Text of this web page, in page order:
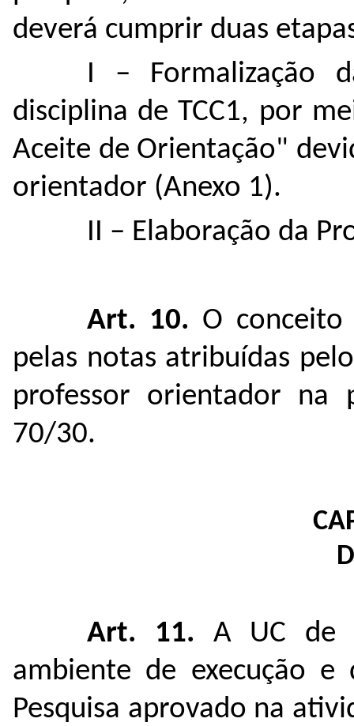
deverá cumprir duas
I – Formalização
disciplina de TCC1, por
Aceite de Orientação"
orientador (Anexo 1).
II – Elaboração da
Art. 10. O conceito
pelas notas atribuídas
professor orientador na
70/30.
Art. 11. A UC de
ambiente de execução
Pesquisa aprovado na